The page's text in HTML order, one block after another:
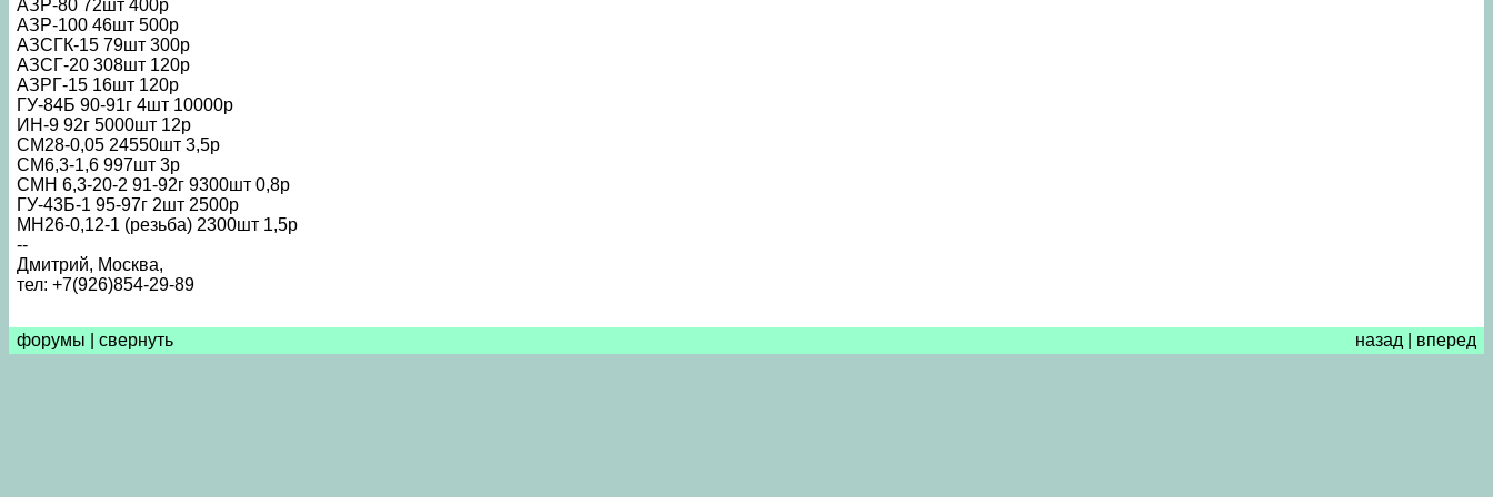
АЗР-80 72шт 400р
АЗР-100 46шт 500р
АЗСГК-15 79шт 300р
АЗСГ-20 308шт 120р
АЗРГ-15 16шт 120р
ГУ-84Б 90-91г 4шт 10000р
ИН-9 92г 5000шт 12р
СМ28-0,05 24550шт 3,5р
СМ6,3-1,6 997шт 3р
СМН 6,3-20-2 91-92г 9300шт 0,8р
ГУ-43Б-1 95-97г 2шт 2500р
МН26-0,12-1 (резьба) 2300шт 1,5р
--
Дмитрий, Москва,
тел: +7(926)854-29-89
форумы свернуть назад вперед